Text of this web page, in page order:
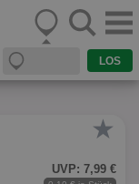
★
UVP: 7,99 €